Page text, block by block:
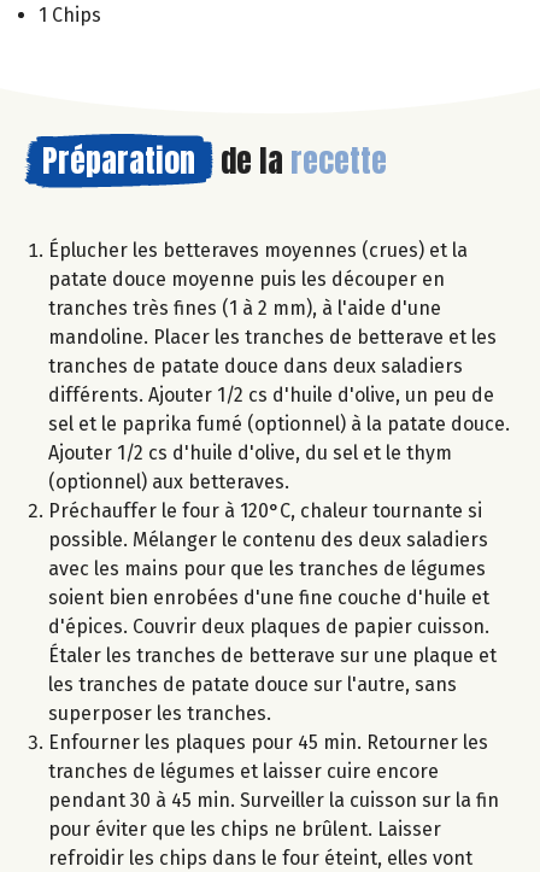
1 Chips
Préparation de la recette
Éplucher les betteraves moyennes (crues) et la
patate douce moyenne puis les découper en
tranches très fines (1 à 2 mm), à l'aide d'une
mandoline. Placer les tranches de betterave et les
tranches de patate douce dans deux saladiers
différents. Ajouter 1/2 cs d'huile d'olive, un peu de
sel et le paprika fumé (optionnel) à la patate douce.
Ajouter 1/2 cs d'huile d'olive, du sel et le thym
(optionnel) aux betteraves.
Préchauffer le four à 120°C, chaleur tournante si
possible. Mélanger le contenu des deux saladiers
avec les mains pour que les tranches de légumes
soient bien enrobées d'une fine couche d'huile et
d'épices. Couvrir deux plaques de papier cuisson.
Étaler les tranches de betterave sur une plaque et
les tranches de patate douce sur l'autre, sans
superposer les tranches.
Enfourner les plaques pour 45 min. Retourner les
tranches de légumes et laisser cuire encore
pendant 30 à 45 min. Surveiller la cuisson sur la fin
pour éviter que les chips ne brûlent. Laisser
refroidir les chips dans le four éteint, elles vont